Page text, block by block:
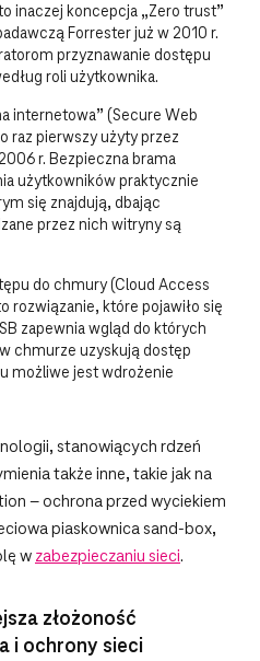
inaczej koncepcja „Zero trust”
Forrester już w 2010 r.
przyznawanie dostępu
roli użytkownika.
internetowa” (Secure Web
raz pierwszy użyty przez
r. Bezpieczna brama
użytkowników praktycznie
się znajdują, dbając
przez nich witryny są
do chmury (Cloud Access
rozwiązanie, które pojawiło się
zapewnia wgląd do których
chmurze uzyskują dostęp
możliwe jest wdrożenie
stanowiących rdzeń
także inne, takie jak na
– ochrona przed wyciekiem
piaskownica sand-box,
w zabezpieczaniu sieci.
złożoność
i ochrony sieci